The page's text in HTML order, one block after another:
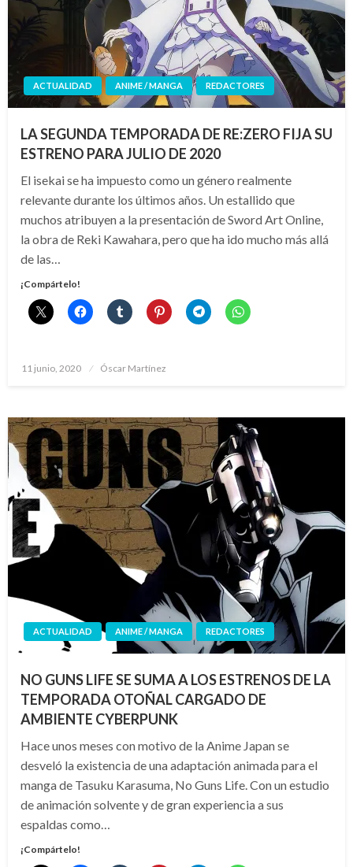
ACTUALIDAD ANIME / MANGA REDACTORES
LA SEGUNDA TEMPORADA DE RE:ZERO FIJA SU
ESTRENO PARA JULIO DE 2020
El isekai se ha impuesto como un género realmente
relevante durante los últimos años. Un estallido que
muchos atribuyen a la presentación de Sword Art Online,
la obra de Reki Kawahara, pero que ha ido mucho más allá
de las…
¡Compártelo!
Publicado
11 junio, 2020 Óscar Martínez
ACTUALIDAD ANIME / MANGA REDACTORES
NO GUNS LIFE SE SUMA A LOS ESTRENOS DE LA
TEMPORADA OTOÑAL CARGADO DE
AMBIENTE CYBERPUNK
Hace unos meses con motivo de la Anime Japan se
desveló la existencia de una adaptación animada para el
manga de Tasuku Karasuma, No Guns Life. Con un estudio
de animación solvente y de gran experiencia a sus
espaldas como…
¡Compártelo!